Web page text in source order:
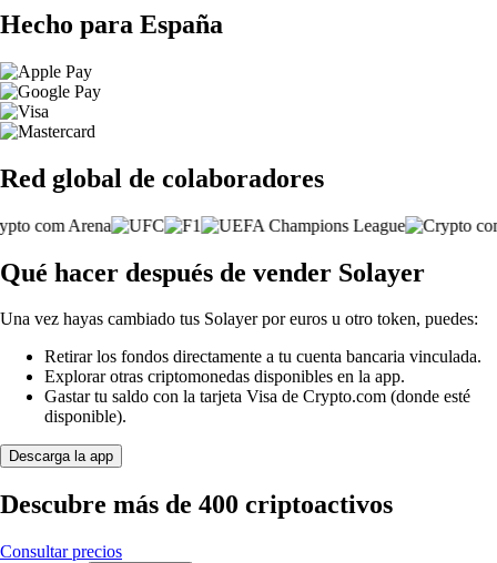
Hecho para España
Red global de colaboradores
Qué hacer después de vender Solayer
Una vez hayas cambiado tus Solayer por euros u otro token, puedes:
Retirar los fondos directamente a tu cuenta bancaria vinculada.
Explorar otras criptomonedas disponibles en la app.
Gastar tu saldo con la tarjeta Visa de Crypto.com (donde esté
disponible).
Descarga la app
Descubre más de 400 criptoactivos
Consultar precios